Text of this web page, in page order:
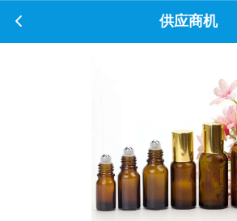
供应商机